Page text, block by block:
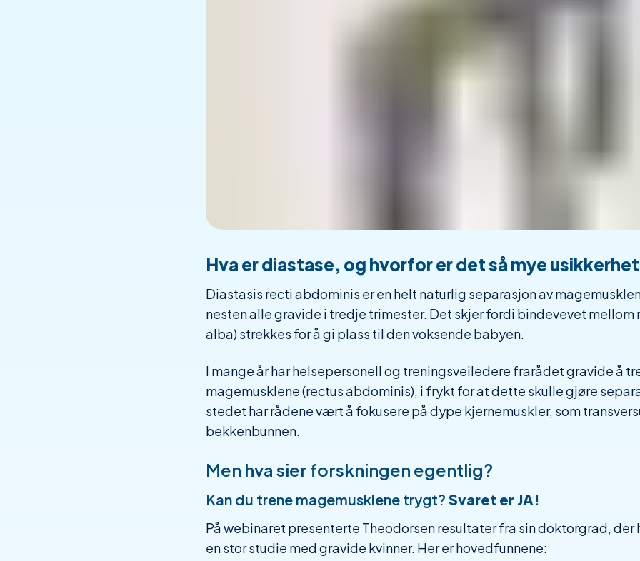
Hva er diastase, og hvorfor er det så mye
Diastasis recti abdominis er en helt naturlig separasjon av
nesten alle gravide i tredje trimester. Det skjer fordi bindevevet mellom
alba) strekkes for å gi plass til den voksende babyen.
I mange år har helsepersonell og treningsveiledere frarådet gravide å
magemusklene (rectus abdominis), i frykt for at dette skulle gjøre
stedet har rådene vært å fokusere på dype kjernemuskler, som
bekkenbunnen.
Men hva sier forskningen egentlig?
Kan du trene magemusklene trygt? Svaret er JA!
På webinaret presenterte Theodorsen resultater fra sin doktorgrad, der
en stor studie med gravide kvinner. Her er hovedfunnene: